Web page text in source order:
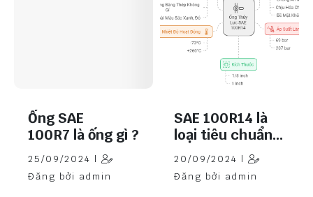
Ống SAE
100R7 là ống gì ?
25/09/2024 |
Đăng bởi admin
SAE 100R14 là
loại tiêu chuẩn
ống gì?
20/09/2024 |
Đăng bởi admin